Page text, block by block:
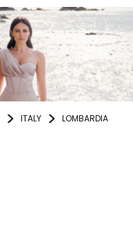
ITALY
LOMBARDIA